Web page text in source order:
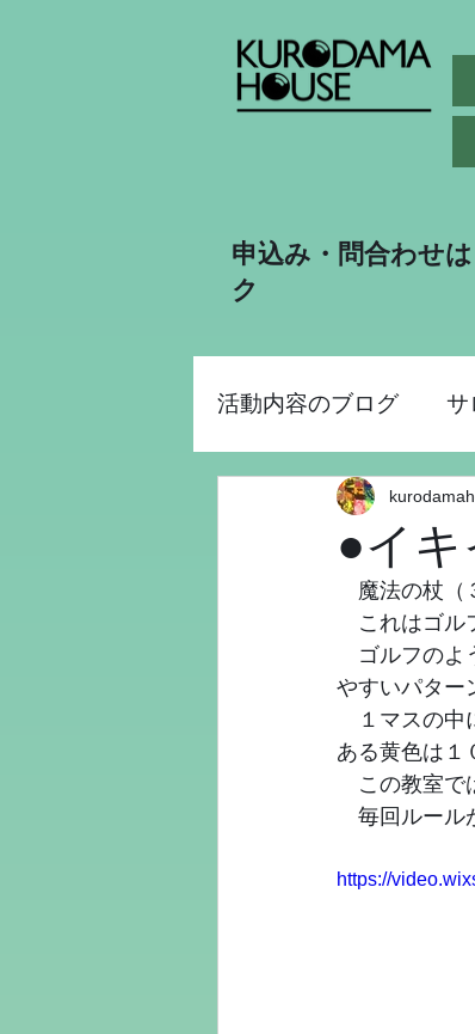
申込み・問合わせ
ク
活動内容のブログ サ
助成金事業 昭
●イ
魔法の杖（
これはゴル
ゴルフのよ
やすいパター
１マスの中
ある黄色は１
この教室で
毎回ルール
https://